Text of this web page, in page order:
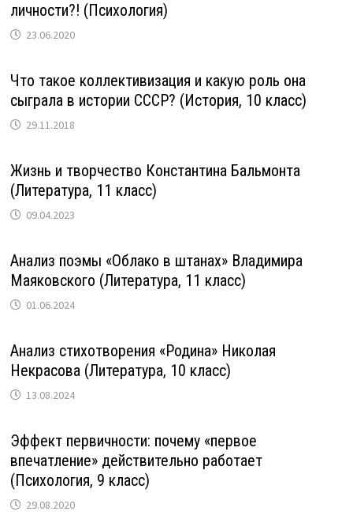
личности?! (Психология)
23.06.2020
Что такое коллективизация и какую роль она
сыграла в истории СССР? (История, 10 класс)
29.11.2018
Жизнь и творчество Константина Бальмонта
(Литература, 11 класс)
09.04.2023
Анализ поэмы «Облако в штанах» Владимира
Маяковского (Литература, 11 класс)
01.06.2024
Анализ стихотворения «Родина» Николая
Некрасова (Литература, 10 класс)
13.08.2024
Эффект первичности: почему «первое
впечатление» действительно работает
(Психология, 9 класс)
29.08.2020